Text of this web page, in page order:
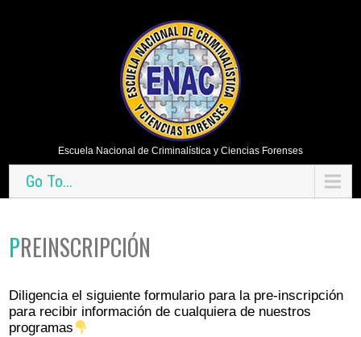
Escuela Nacional de Criminalística y Ciencias Forenses
Go To...
PREINSCRIPCIÓN
Diligencia el siguiente formulario para la pre-inscripción
para recibir información de cualquiera de nuestros
programas